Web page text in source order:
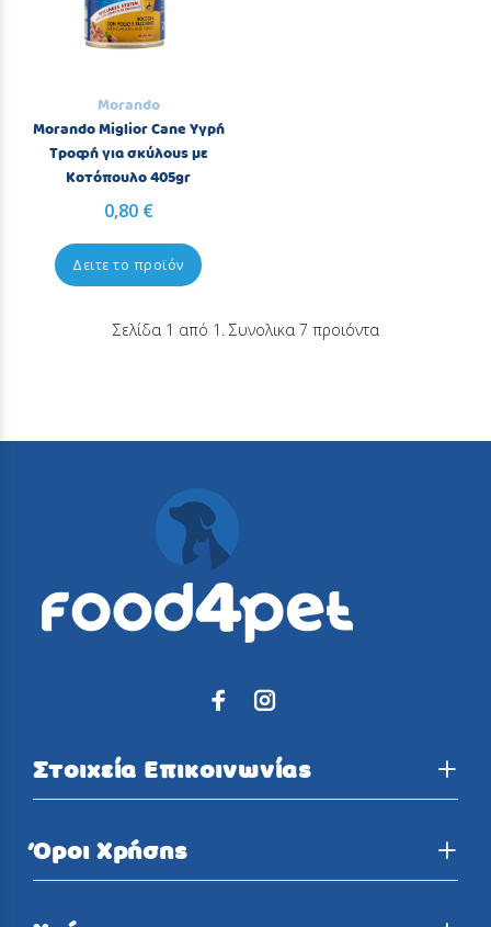
Morando
Morando Miglior Cane Υγρή
Τροφή για σκύλους με
Κοτόπουλο 405gr
0,80 €
Δειτε το προϊόν
Σελίδα 1 από 1. Συνολικα 7 προιόντα
Στοιχεία Επικοινωνίας
Όροι Χρήσης